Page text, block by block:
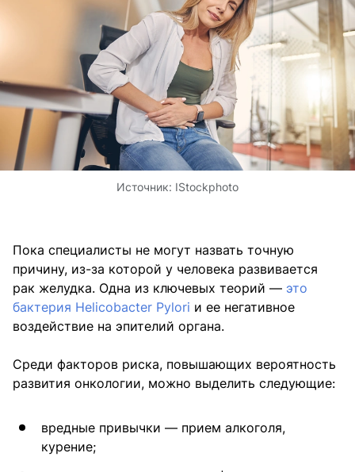
Источник: IStockphoto
Пока специалисты не могут назвать точную
причину, из-за которой у человека развивается
рак желудка. Одна из ключевых теорий — это
бактерия Helicobacter Pylori и ее негативное
воздействие на эпителий органа.
Среди факторов риска, повышающих вероятность
развития онкологии, можно выделить следующие:
вредные привычки — прием алкоголя,
курение;